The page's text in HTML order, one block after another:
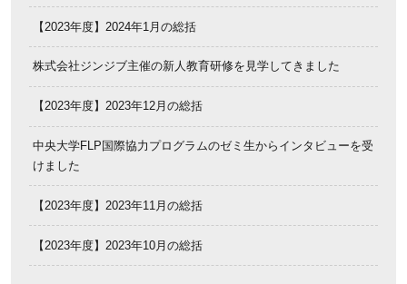
【2023年度】2024年1月の総括
株式会社ジンジブ主催の新人教育研修を見学してきました
【2023年度】2023年12月の総括
中央大学FLP国際協力プログラムのゼミ生からインタビューを受
けました
【2023年度】2023年11月の総括
【2023年度】2023年10月の総括